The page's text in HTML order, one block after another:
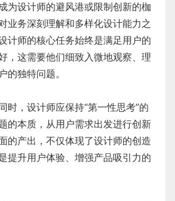
为设计师的避风港或限制创新的枷
业务深刻理解和多样化设计能力之
计师的核心任务始终是满足用户的
，这需要他们细致入微地观察、理
的独特问题。
时，设计师应保持“第一性思考”的
的本质，从用户需求出发进行创新
的产出，不仅体现了设计师的创造
提升用户体验、增强产品吸引力的